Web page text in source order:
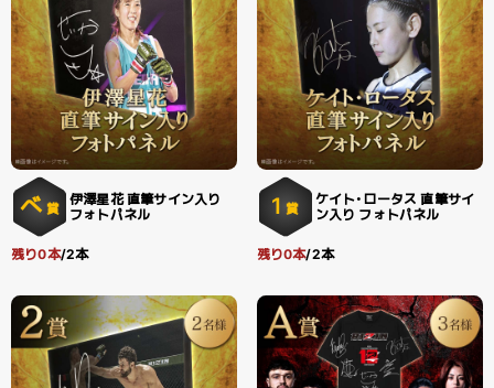
べ 賞
伊澤星花 直筆サイン入り
フォトパネル
残り0本/2本
1 賞
ケイト・ロータス 直筆サイ
ン入り フォトパネル
残り0本/2本